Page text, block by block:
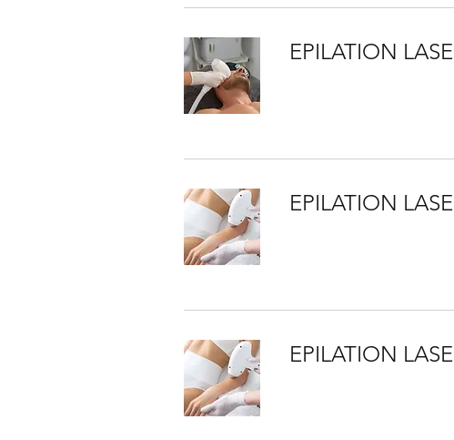
EPILATION
EPILATION
EPILATION